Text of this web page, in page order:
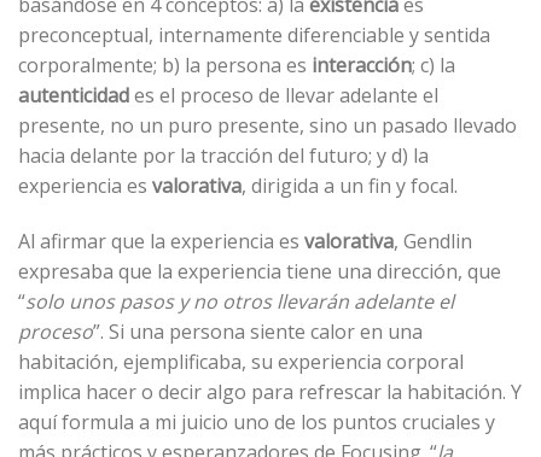
preconceptual, internamente diferenciable y sentida
corporalmente; b) la persona es interacción; c) la
autenticidades el proceso de llevar adelante el
presente, no un puro presente, sino un pasado llevado
hacia delante por la tracción del futuro; y d) la
experiencia es valorativa, dirigida a un fin y focal.
Al afirmar que la experiencia es valorativa, Gendlin
expresaba que la experiencia tiene una dirección, que
“solo unos pasos y no otros llevarán adelante el
proceso”. Si una persona siente calor en una
habitación, ejemplificaba, su experiencia corporal
implica hacer o decir algo para refrescar la habitación. Y
aquí formula a mi juicio uno de los puntos cruciales y